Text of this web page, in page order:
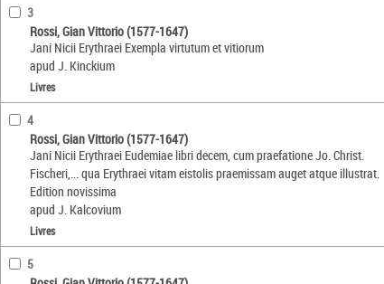
3
Rossi, Gian Vittorio (1577-1647)
Jani Nicii Erythraei Exempla virtutum et vitiorum
apud J. Kinckium
Livres
4
Rossi, Gian Vittorio (1577-1647)
Jani Nicii Erythraei Eudemiae libri decem, cum praefatione Jo. Christ.
Fischeri,... qua Erythraei vitam eistolis praemissam auget atque illustrat.
Edition novissima
apud J. Kalcovium
Livres
5